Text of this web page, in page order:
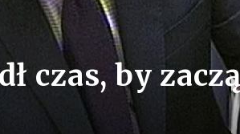
czas, by